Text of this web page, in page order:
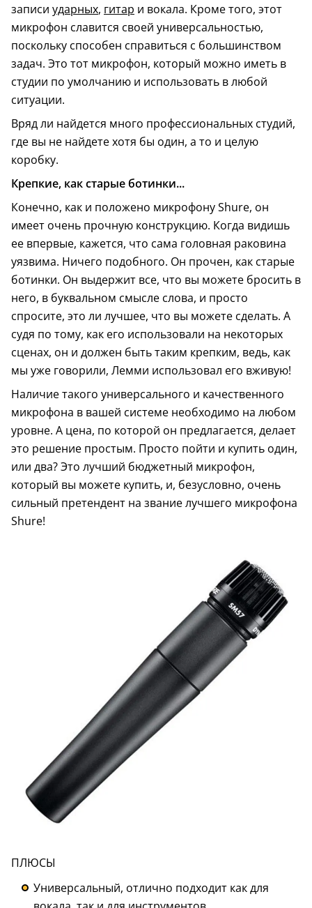
записи ударных, гитар и вокала. Кроме того, этот
микрофон славится своей универсальностью,
поскольку способен справиться с большинством
задач. Это тот микрофон, который можно иметь в
студии по умолчанию и использовать в любой
ситуации.
Вряд ли найдется много профессиональных студий,
где вы не найдете хотя бы один, а то и целую
коробку.
Крепкие, как старые ботинки...
Конечно, как и положено микрофону Shure, он
имеет очень прочную конструкцию. Когда видишь
ее впервые, кажется, что сама головная раковина
уязвима. Ничего подобного. Он прочен, как старые
ботинки. Он выдержит все, что вы можете бросить в
него, в буквальном смысле слова, и просто
спросите, это ли лучшее, что вы можете сделать. А
судя по тому, как его использовали на некоторых
сценах, он и должен быть таким крепким, ведь, как
мы уже говорили, Лемми использовал его вживую!
Наличие такого универсального и качественного
микрофона в вашей системе необходимо на любом
уровне. А цена, по которой он предлагается, делает
это решение простым. Просто пойти и купить один,
или два? Это лучший бюджетный микрофон,
который вы можете купить, и, безусловно, очень
сильный претендент на звание лучшего микрофона
Shure!
ПЛЮСЫ
Универсальный, отлично подходит как для